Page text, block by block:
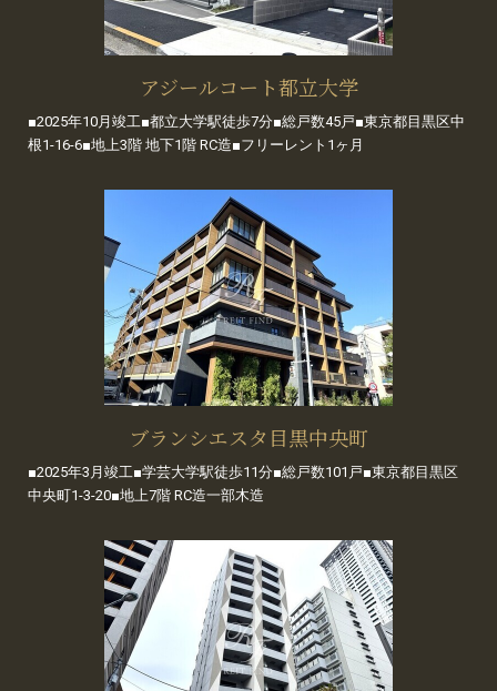
アジールコート都立大学
■2025年10月竣工■都立大学駅徒歩7分■総戸数45戸■東京都目黒区中
根1-16-6■地上3階 地下1階 RC造■フリーレント1ヶ月
ブランシエスタ目黒中央町
■2025年3月竣工■学芸大学駅徒歩11分■総戸数101戸■東京都目黒区
中央町1-3-20■地上7階 RC造一部木造